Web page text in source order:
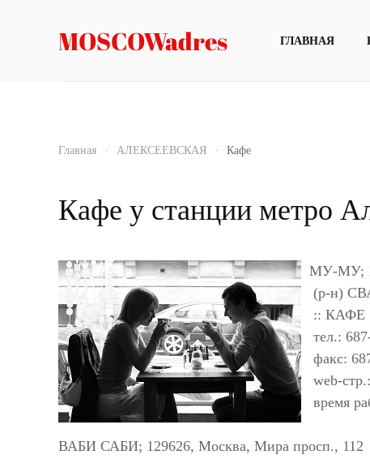
MOSCOWadres ГЛАВНАЯ
Главная АЛЕКСЕЕВСКАЯ Кафе
Кафе у станции метро
МУ-МУ;
(р-н)
:: КАФЕ
тел.:
факс:
web-
время
ВАБИ САБИ; 129626, Москва, Мира просп., 112